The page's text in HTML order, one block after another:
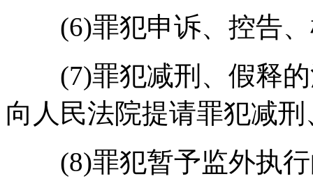
(6)罪犯申诉、控告、
(7)罪犯减刑、假释的
向人民法院提请罪犯减
(8)罪犯暂予监外执行